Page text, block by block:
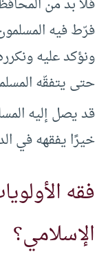
فلا بد من
فرّط فيه
ونؤكد عليه
حتى يتفقّه
قد يصل إليه
خيرًا يفقهه في
فقه
الإسلامي؟